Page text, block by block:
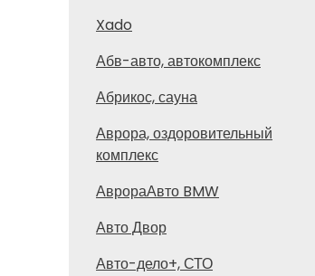
Xado
Абв-авто, автокомплекс
Абрикос, сауна
Аврора, оздоровительный
комплекс
АврораАвто BMW
Авто Двор
Авто-дело+, СТО